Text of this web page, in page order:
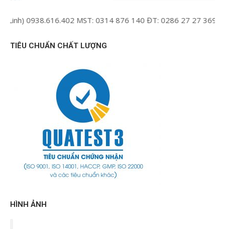
0938.616.402 MST: 0314 876 140 ĐT: 0286 27 27 369
TIÊU CHUẨN CHẤT LƯỢNG
HÌNH ẢNH